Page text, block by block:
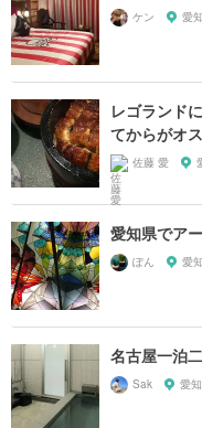
ケン 愛知
レゴランド
てからがオ
佐藤 愛
愛知県でア
ぽん 愛知
名古屋一泊
Sak 愛知